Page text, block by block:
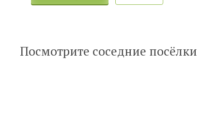
Посмотрите соседние посёлки